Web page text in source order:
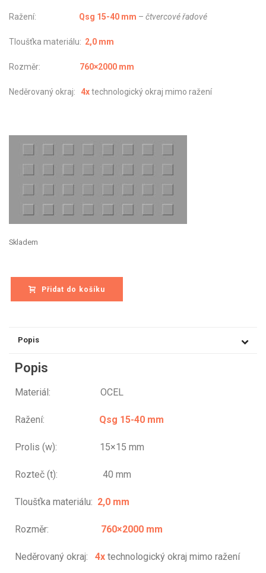
Ražení: Qsg 15-40 mm – čtvercové řadové
Tloušťka materiálu: 2,0 mm
Rozměr: 760×2000 mm
Neděrovaný okraj: 4xtechnologický okraj mimo ražení
Skladem
Přidat do košíku
Popis
Popis
Materiál: OCEL
Ražení: Qsg 15-40 mm
Prolis (w): 15×15 mm
Rozteč (t): 40 mm
Tloušťka materiálu: 2,0 mm
Rozměr: 760×2000 mm
Neděrovaný okraj: 4x technologický okraj mimo ražení